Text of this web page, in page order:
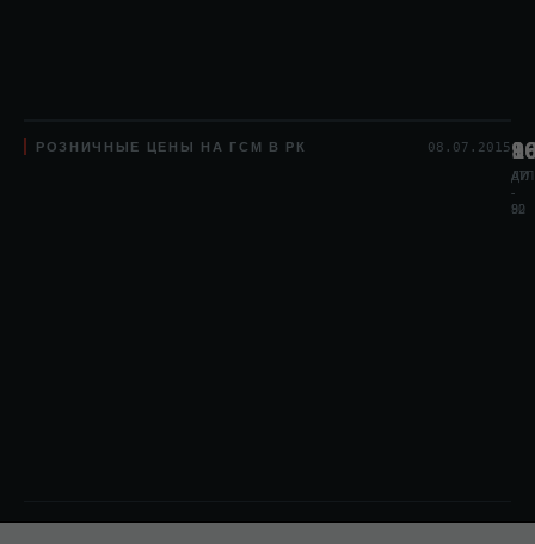
РОЗНИЧНЫЕ ЦЕНЫ НА ГСМ В РК 08.07.2015
АИ
-
80
АИ
-
92
ДТЛ